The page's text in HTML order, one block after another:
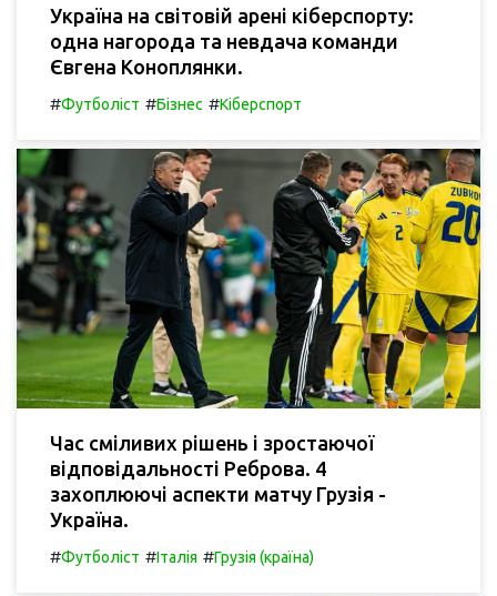
Україна на світовій арені кіберспорту:
одна нагорода та невдача команди
Євгена Коноплянки.
#Футболіст #Бізнес #Кіберспорт
Час сміливих рішень і зростаючої
відповідальності Реброва. 4
захоплюючі аспекти матчу Грузія -
Україна.
#Футболіст #Італія #Грузія (країна)